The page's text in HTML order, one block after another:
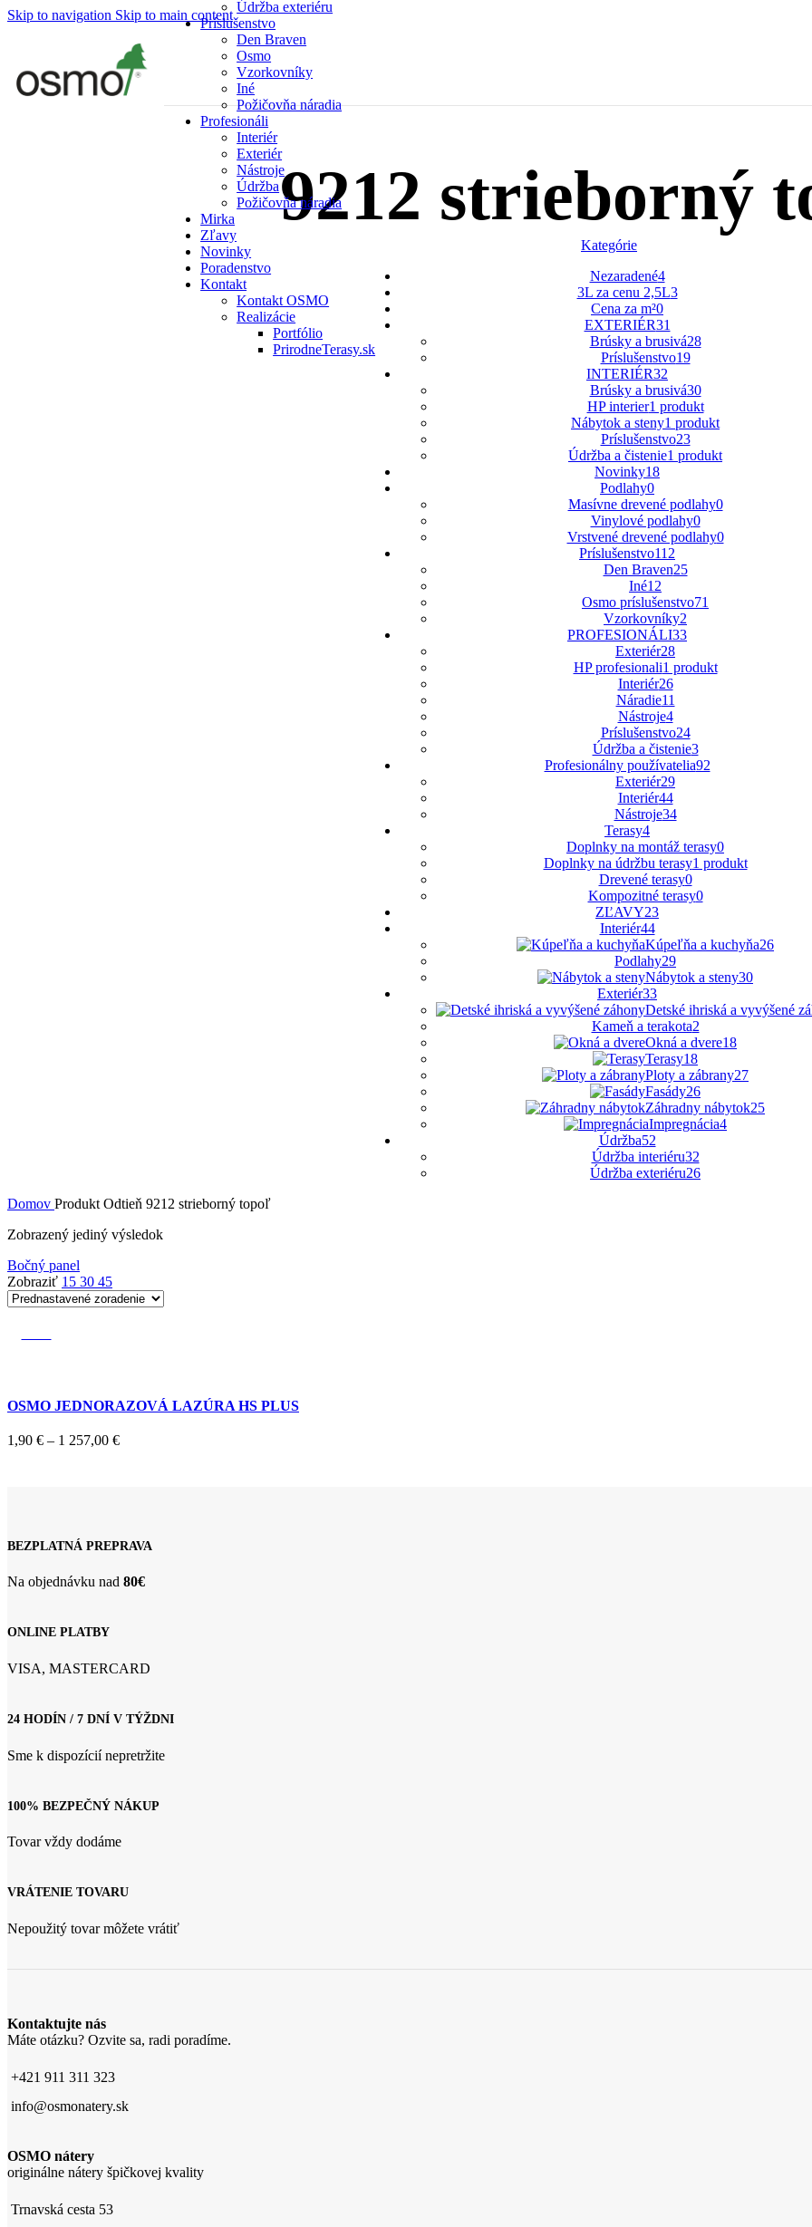
Skip to navigation Skip to main content
Údržba exteriéru
Príslušenstvo
Den Braven
Osmo
Vzorkovníky
Iné
Požičovňa náradia
Profesionáli
Interiér
Exteriér
Nástroje
Údržba
Požičovňa náradia
Mirka
Zľavy
Novinky
Poradenstvo
Kontakt
Kontakt OSMO
Realizácie
Portfólio
PrirodneTerasy.sk
9212 strieborný
Kategórie
Nezaradené4
3L za cenu 2,5L3
Cena za m²0
EXTERIÉR31
Brúsky a brusivá28
Príslušenstvo19
INTERIÉR32
Brúsky a brusivá30
HP interier1 produkt
Nábytok a steny1 produkt
Príslušenstvo23
Údržba a čistenie1 produkt
Novinky18
Podlahy0
Masívne drevené podlahy0
Vinylové podlahy0
Vrstvené drevené podlahy0
Príslušenstvo112
Den Braven25
Iné12
Osmo príslušenstvo71
Vzorkovníky2
PROFESIONÁLI33
Exteriér28
HP profesionali1 produkt
Interiér26
Náradie11
Nástroje4
Príslušenstvo24
Údržba a čistenie3
Profesionálny používatelia92
Exteriér29
Interiér44
Nástroje34
Terasy4
Doplnky na montáž terasy0
Doplnky na údržbu terasy1 produkt
Drevené terasy0
Kompozitné terasy0
ZĽAVY23
Interiér44
Kúpeľňa a kuchyňa26
Podlahy29
Nábytok a steny30
Exteriér33
Detské ihriská a vyvýšené
Kameň a terakota2
Okná a dvere18
Terasy18
Ploty a zábrany27
Fasády26
Záhradny nábytok25
Impregnácia4
Údržba52
Údržba interiéru32
Údržba exteriéru26
Domov Produkt Odtieň 9212 strieborný topoľ
Zobrazený jediný výsledok
Bočný panel
Zobraziť 15 30 45
OSMO JEDNORAZOVÁ LAZÚRA HS PLUS
1,90 € – 1 257,00 €Price
257,00 €
BEZPLATNÁ PREPRAVA
Na objednávku nad 80€
ONLINE PLATBY
VISA, MASTERCARD
24 HODÍN / 7 DNÍ V TÝŽDNI
Sme k dispozícií nepretržite
100% BEZPEČNÝ NÁKUP
Tovar vždy dodáme
VRÁTENIE TOVARU
Nepoužitý tovar môžete vrátiť
Kontaktujte nás
Máte otázku? Ozvite sa, radi poradíme.
+421 911 311 323
info@osmonatery.sk
OSMO nátery
originálne nátery špičkovej kvality
Trnavská cesta 53